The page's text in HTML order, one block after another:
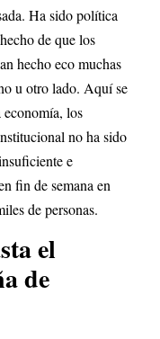
Ha sido política
de que los
hecho eco muchas
u otro lado. Aquí se
los
no ha sido
e
fin de semana en
de personas.
el
de